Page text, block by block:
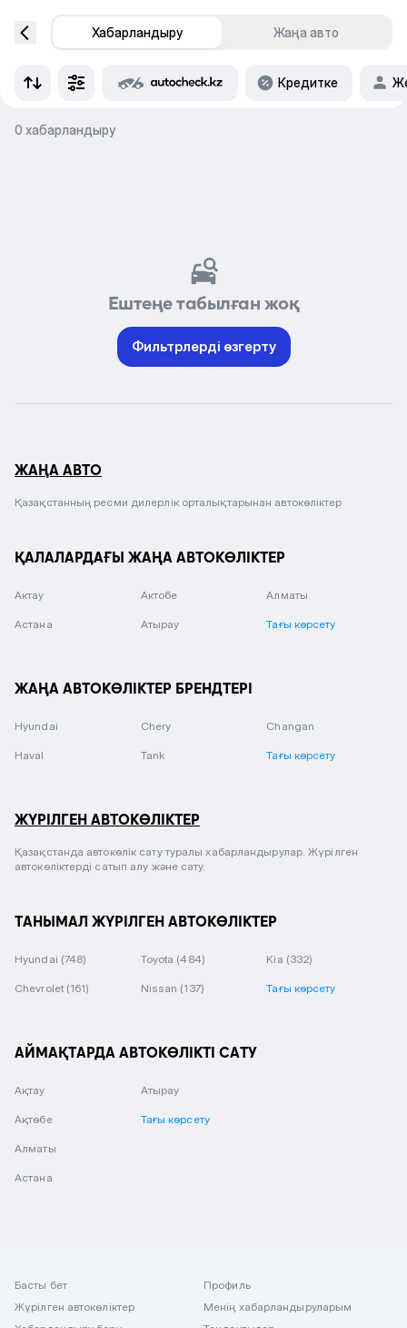
Хабарландыру Жаңа авто
Кредитке
0 хабарландыру
Ештеңе табылған жоқ
Фильтрлерді өзгерту
ЖАҢА АВТО
Қазақстанның ресми дилерлік орталықтарынан автокөліктер
ҚАЛАЛАРДАҒЫ ЖАҢА АВТОКӨЛІКТЕР
Актау Актобе Алматы
Астана Атырау Тағы көрсету
ЖАҢА АВТОКӨЛІКТЕР БРЕНДТЕРІ
Hyundai Chery Changan
Haval Tank Тағы көрсету
ЖҮРІЛГЕН АВТОКӨЛІКТЕР
Қазақстанда автокөлік сату туралы хабарландырулар. Жүрілген
автокөліктерді сатып алу және сату.
ТАНЫМАЛ ЖҮРІЛГЕН АВТОКӨЛІКТЕР
Hyundai (748) Toyota (484) Kia (332)
Chevrolet (161) Nissan (137) Тағы көрсету
АЙМАҚТАРДА АВТОКӨЛІКТІ САТУ
Ақтау
Ақтөбе
Алматы
Астана
Атырау
Тағы көрсету
Басты бет
Жүрілген автокөліктер
Профиль
Менің хабарландыруларым